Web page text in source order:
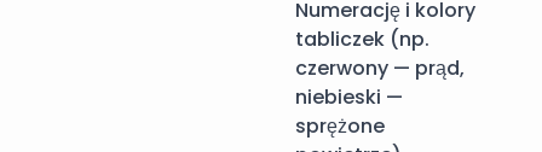
Numerację i kolory
tabliczek (np.
czerwony — prąd,
niebieski —
sprężone